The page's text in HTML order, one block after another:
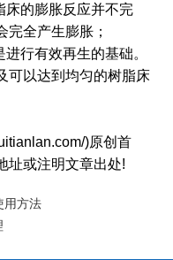
床的膨胀反应并不完
完全产生膨胀；
行有效再生的基础。
可以达到均匀的树脂床
)原创首
址或注明文章出处!
用方法